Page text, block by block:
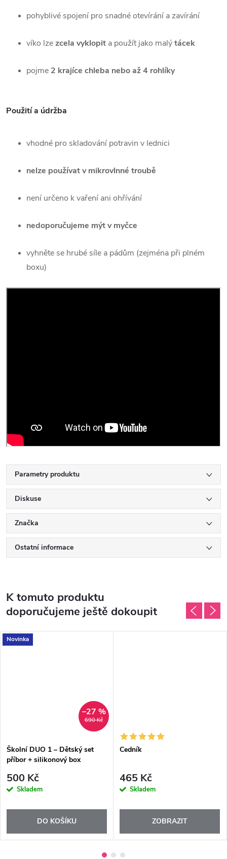
pohyblivé spojení pro snadné otevírání a zavírání
víko lzezcela vyklopit a použít jako malýtácek
pojme 2 krajíce chleba nebo až 4 rohlíky
Použití a údržba
vhodné pro skladování potravin v lednici
nelze používat v mikrovlnné troubě
není určeno k vaření ani ohřívání
nedoporučujeme mýt v myčce
vyhněte se hrubé síle a pádům (zejména při plném
boxu)
Parametry produktu
Diskuse
Značka
Ostatní informace
K tomuto produktu
doporučujeme ještě dokoupit
Novinka
690 Kč
–27 %
Školní DUO 1 – Dětský set
příbor + silikonový box
500 Kč
Skladem
DO KOŠÍKU
Cedník
465 Kč
Skladem
ZOBRAZIT